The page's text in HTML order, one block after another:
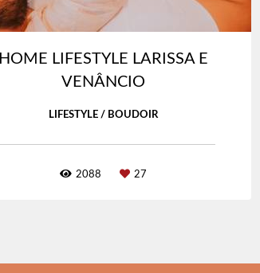
HOME LIFESTYLE LARISSA E
VENÂNCIO
LIFESTYLE / BOUDOIR
2088 27